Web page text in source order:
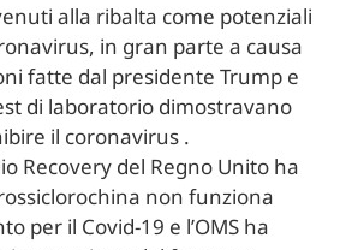
alla ribalta come potenziali
in gran parte a causa
fatte dal presidente Trump e
di laboratorio dimostravano
il coronavirus .
Recovery del Regno Unito ha
non funziona
per il Covid-19 e l’OMS ha